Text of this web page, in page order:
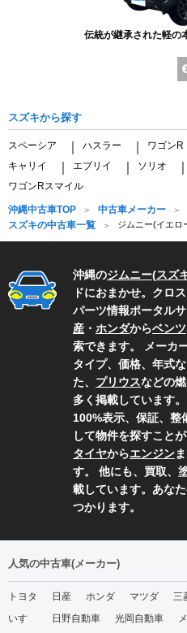
伝統が継承された軽の
スズキから探す
スペーシア ハスラー ワゴンR
キャリイ エブリイ ソリオ
ワゴンRスマイル
沖縄中古車TOP 中古車メーカー
スズキの中古車一覧
ジムニー(イエロ
沖縄のジムニー(スズ
ドにおまかせ。クロ
パーツ情報ポータルサ
産 ・ ホンダからベンツ
索できます。 メーカ
タイプ、価格、年式
た、 プリウスなどの
多く掲載しています
100%表示、保証、整
して物件を探すこと
タイヤからエンジン
す。 他にも、買取、
載しています。あな
つかります。
人気の中古車(メーカー)
トヨタ 日産 ホンダ マツダ 三
いすゞ
日野自動車 光岡自動車